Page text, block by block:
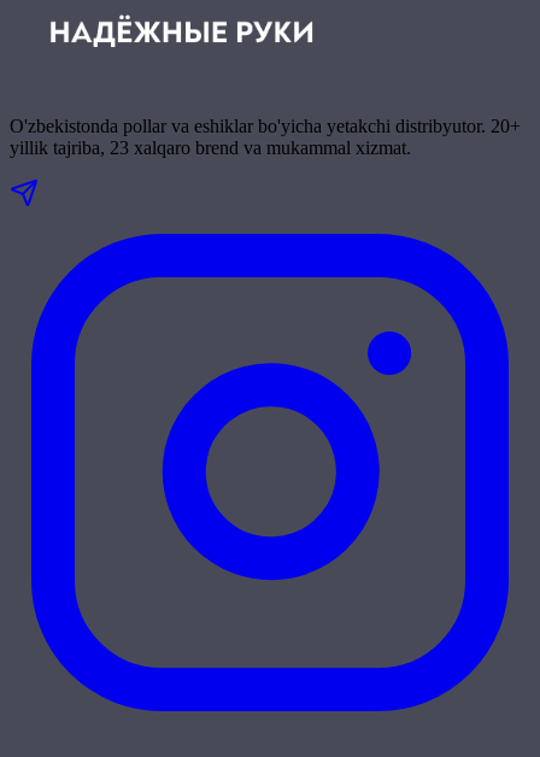
O'zbekistonda pollar va eshiklar bo'yicha yetakchi distribyutor. 20+
yillik tajriba, 23 xalqaro brend va mukammal xizmat.